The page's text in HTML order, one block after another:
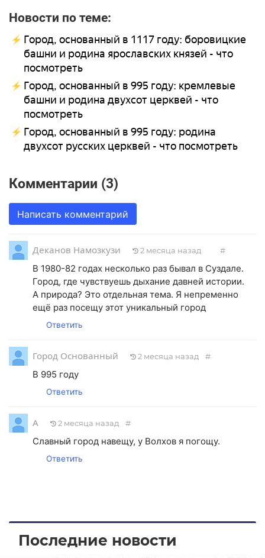
Новости по теме:
Город, основанный в 1117 году: боровицкие
башни и родина ярославских князей - что
посмотреть
Город, основанный в 995 году: кремлевые
башни и родина двухсот церквей - что
посмотреть
Город, основанный в 995 году: родина
двухсот русских церквей - что посмотреть
Комментарии (3)
Написать комментарий
Деканов Намозкузи 2 месяца назад #
В 1980-82 годах несколько раз бывал в Суздале.
Город, где чувствуешь дыхание давней истории.
А природа? Это отдельная тема. Я непременно
ещё раз посещу этот уникальный город
Ответить
Город Основанный 2 месяца назад #
В 995 году
Ответить
А 2 месяца назад #
Славный город навещу, у Волхов я погощу.
Ответить
Последние новости